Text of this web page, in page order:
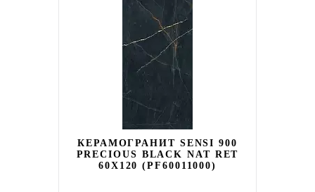
КЕРАМОГРАНИТ SENSI 900
PRECIOUS BLACK NAT RET
60X120 (PF60011000)